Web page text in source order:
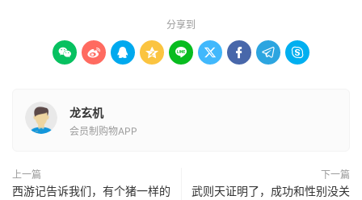
分享到
        
龙玄机
会员制购物APP
上一篇
西游记告诉我们，有个猪一样的
下一篇
武则天证明了，成功和性别没关